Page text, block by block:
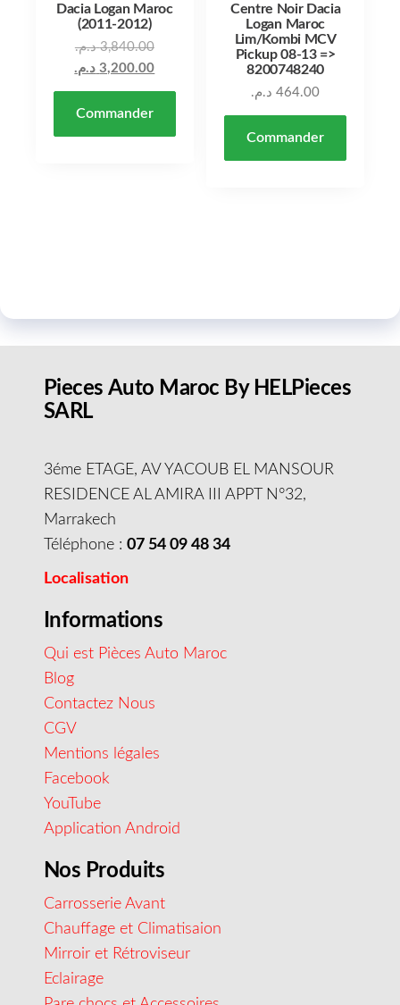
Dacia Logan Maroc
(2011-2012)
3,840.00 د.م.
3,200.00 د.م.
Commander
Centre Noir Dacia
Logan Maroc
Lim/Kombi MCV
Pickup 08-13 =>
8200748240
464.00 د.م.
Commander
Pieces Auto Maroc By HELPieces
SARL
3éme ETAGE, AV YACOUB EL MANSOUR
RESIDENCE AL AMIRA III APPT N°32,
Marrakech
Téléphone : 07 54 09 48 34
Localisation
Informations
Qui est Pièces Auto Maroc
Blog
Contactez Nous
CGV
Mentions légales
Facebook
YouTube
Application Android
Nos Produits
Carrosserie Avant
Chauffage et Climatisaion
Mirroir et Rétroviseur
Eclairage